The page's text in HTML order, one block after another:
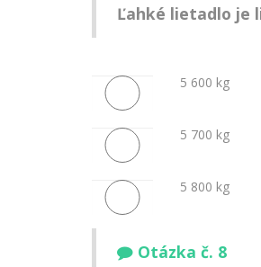
Ľahké lietadlo je
5 600 kg
5 700 kg
5 800 kg
Otázka č. 8